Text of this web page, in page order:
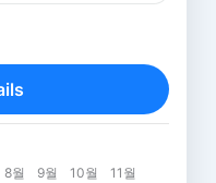
Yeongdong-eup,
do
8월 9월 10월
11월